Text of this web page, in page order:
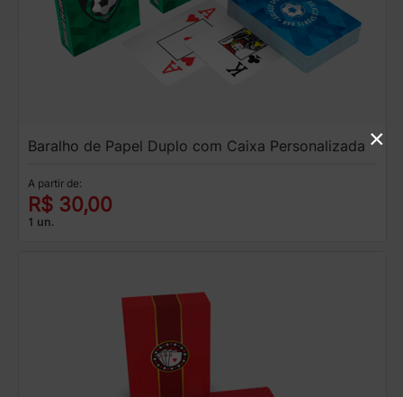
Baralho de Papel Duplo com Caixa Personalizada
A partir de:
R$ 30,00
1 un.
×